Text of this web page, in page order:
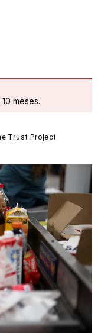
meses.